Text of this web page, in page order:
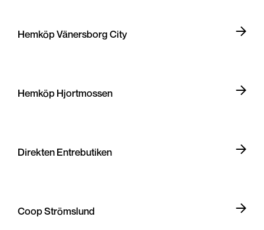
Hemköp Vänersborg City
Hemköp Hjortmossen
Direkten Entrebutiken
Coop Strömslund